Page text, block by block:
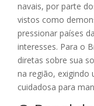
navais, por parte
vistos como
pressionar países
interesses. Para o
diretas sobre sua
na região, exigindo
cuidadosa para